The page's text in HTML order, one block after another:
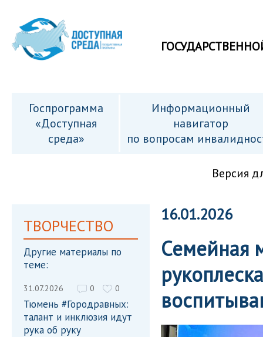
Госпрограмма
«Доступная
среда»
Информационный
навигатор
по вопросам
Версия
ТВОРЧЕСТВО
Другие материалы по
теме:
31.07.2026 0 0
Тюмень #Городравных:
талант и инклюзия идут
рука об руку
16.01.2026
Семейная